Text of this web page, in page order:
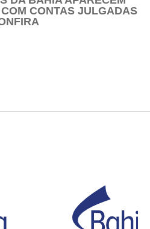
CONTAS JULGADAS